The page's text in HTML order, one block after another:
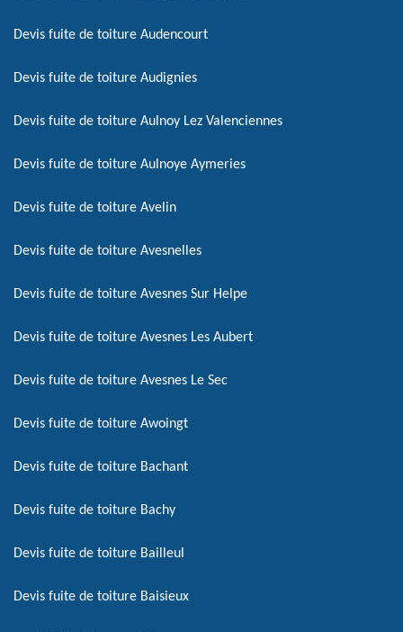
Devis fuite de toiture Audencourt
Devis fuite de toiture Audignies
Devis fuite de toiture Aulnoy Lez Valenciennes
Devis fuite de toiture Aulnoye Aymeries
Devis fuite de toiture Avelin
Devis fuite de toiture Avesnelles
Devis fuite de toiture Avesnes Sur Helpe
Devis fuite de toiture Avesnes Les Aubert
Devis fuite de toiture Avesnes Le Sec
Devis fuite de toiture Awoingt
Devis fuite de toiture Bachant
Devis fuite de toiture Bachy
Devis fuite de toiture Bailleul
Devis fuite de toiture Baisieux